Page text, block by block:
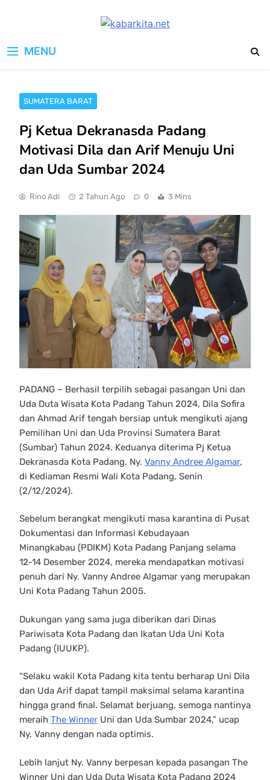
MENU
SUMATERA BARAT
Pj Ketua Dekranasda Padang
Motivasi Dila dan Arif Menuju Uni
dan Uda Sumbar 2024
Rino Adi 2 Tahun Ago 0 3 Mins
PADANG – Berhasil terpilih sebagai pasangan Uni dan
Uda Duta Wisata Kota Padang Tahun 2024, Dila Sofira
dan Ahmad Arif tengah bersiap untuk mengikuti ajang
Pemilihan Uni dan Uda Provinsi Sumatera Barat
(Sumbar) Tahun 2024. Keduanya diterima Pj Ketua
Dekranasda Kota Padang, Ny. Vanny Andree Algamar,
di Kediaman Resmi Wali Kota Padang, Senin
(2/12/2024).
Sebelum berangkat mengikuti masa karantina di Pusat
Dokumentasi dan Informasi Kebudayaan
Minangkabau (PDIKM) Kota Padang Panjang selama
12-14 Desember 2024, mereka mendapatkan motivasi
penuh dari Ny. Vanny Andree Algamar yang merupakan
Uni Kota Padang Tahun 2005.
Dukungan yang sama juga diberikan dari Dinas
Pariwisata Kota Padang dan Ikatan Uda Uni Kota
Padang (IUUKP).
“Selaku wakil Kota Padang kita tentu berharap Uni Dila
dan Uda Arif dapat tampil maksimal selama karantina
hingga grand final. Selamat berjuang, semoga nantinya
meraih The Winner Uni dan Uda Sumbar 2024,” ucap
Ny. Vanny dengan nada optimis.
Lebih lanjut Ny. Vanny berpesan kepada pasangan The
Winner Uni dan Uda Duta Wisata Kota Padang 2024